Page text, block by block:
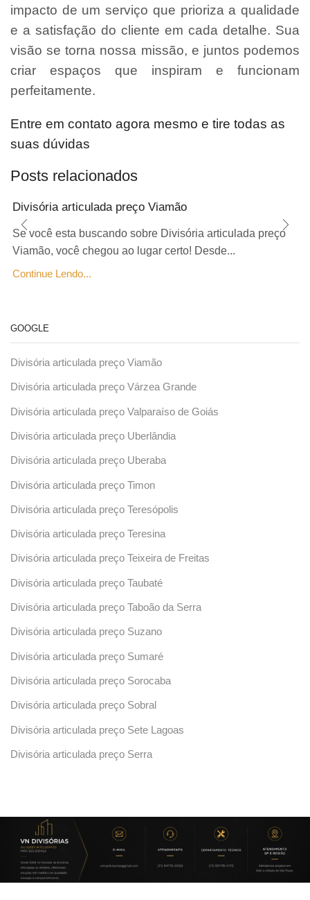
impacto de um serviço que prioriza a qualidade
e a satisfação do cliente em cada detalhe. Sua
visão se torna nossa missão, e juntos podemos
criar espaços que inspiram e funcionam
perfeitamente.
Entre em contato agora mesmo e tire todas as
suas dúvidas
Posts relacionados
Divisória articulada preço Viamão
Se você esta buscando sobre Divisória articulada preço
Viamão, você chegou ao lugar certo! Desde...
Continue Lendo...
GOOGLE
Divisória articulada preço Viamão
Divisória articulada preço Várzea Grande
Divisória articulada preço Valparaíso de Goiás
Divisória articulada preço Uberlândia
Divisória articulada preço Uberaba
Divisória articulada preço Timon
Divisória articulada preço Teresópolis
Divisória articulada preço Teresina
Divisória articulada preço Teixeira de Freitas
Divisória articulada preço Taubaté
Divisória articulada preço Taboão da Serra
Divisória articulada preço Suzano
Divisória articulada preço Sumaré
Divisória articulada preço Sorocaba
Divisória articulada preço Sobral
Divisória articulada preço Sete Lagoas
Divisória articulada preço Serra